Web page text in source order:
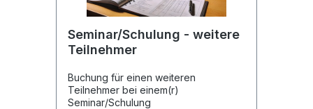
Seminar/Schulung - weitere
Teilnehmer
Buchung für einen weiteren
Teilnehmer bei einem(r)
Seminar/Schulung